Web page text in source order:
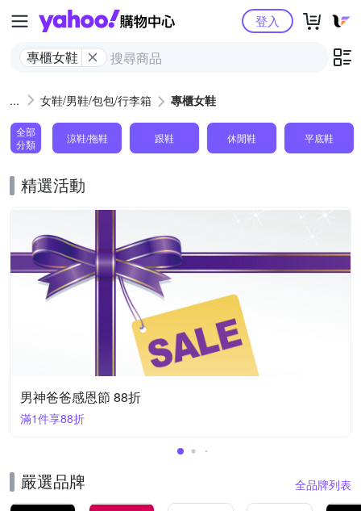
Yahoo購物中心
專櫃女鞋
登入
女鞋/男鞋/包包/行李箱 專櫃女鞋
全部
分類
涼鞋/拖鞋 跟鞋 休閒鞋 平底鞋
精選活動
男神爸爸感恩節 88折
滿1件享88折
嚴選品牌 全品牌列表